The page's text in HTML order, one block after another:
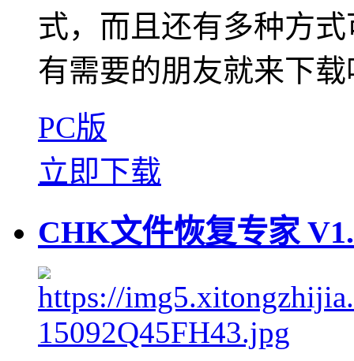
式，而且还有多种方
有需要的朋友就来下载
PC版
立即下载
CHK文件恢复专家